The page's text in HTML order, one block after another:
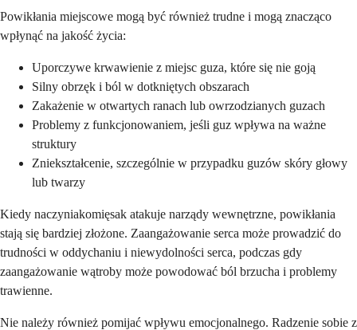
Powikłania miejscowe mogą być również trudne i mogą znacząco
wpłynąć na jakość życia:
Uporczywe krwawienie z miejsc guza, które się nie goją
Silny obrzęk i ból w dotkniętych obszarach
Zakażenie w otwartych ranach lub owrzodzianych guzach
Problemy z funkcjonowaniem, jeśli guz wpływa na ważne
struktury
Zniekształcenie, szczególnie w przypadku guzów skóry głowy
lub twarzy
Kiedy naczyniakomięsak atakuje narządy wewnętrzne, powikłania
stają się bardziej złożone. Zaangażowanie serca może prowadzić do
trudności w oddychaniu i niewydolności serca, podczas gdy
zaangażowanie wątroby może powodować ból brzucha i problemy
trawienne.
Nie należy również pomijać wpływu emocjonalnego. Radzenie sobie z